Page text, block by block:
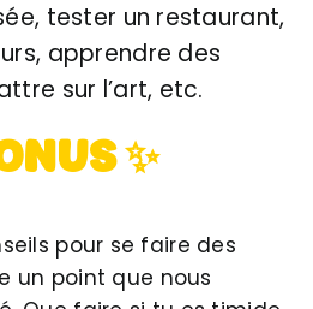
tester un restaurant,
apprendre des
sur l’art, etc.
✨
pour se faire des
un point que nous